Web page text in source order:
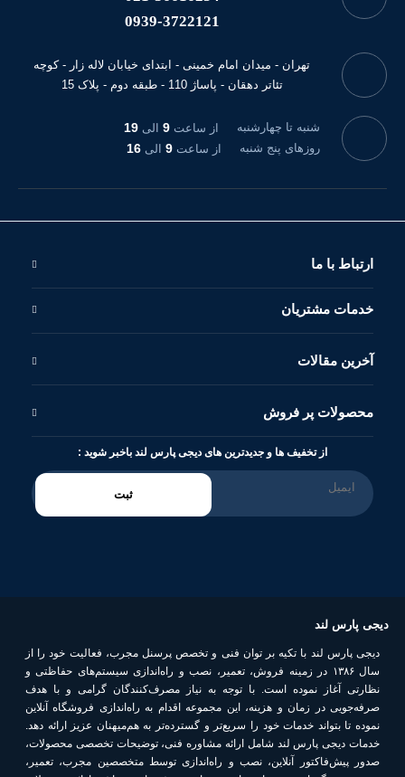
0939-3722121
تهران - میدان امام خمینی - ابتدای خیابان لاله زار - کوچه
تئاتر دهقان - پاساژ 110 - طبقه دوم - پلاک 15
شنبه تا چهارشنبه از ساعت 9 الی 19
روزهای پنج شنبه از ساعت 9 الی 16
ارتباط با ما
خدمات مشتریان
آخرین مقالات
محصولات پر فروش
از تخفیف ها و جدیدترین های دیجی پارس لند باخبر شوید :
ثبت
دیجی پارس لند
دیجی پارس لند با تکیه بر توان فنی و تخصص پرسنل مجرب، فعالیت خود را از
سال ۱۳۸۶ در زمینه فروش، تعمیر، نصب و راه‌اندازی سیستم‌های حفاظتی و
نظارتی آغاز نموده است. با توجه به نیاز مصرف‌کنندگان گرامی و با هدف
صرفه‌جویی در زمان و هزینه، این مجموعه اقدام به راه‌اندازی فروشگاه آنلاین
نموده تا بتواند خدمات خود را سریع‌تر و گسترده‌تر به هم‌میهنان عزیز ارائه دهد.
خدمات دیجی پارس لند شامل ارائه مشاوره فنی، توضیحات تخصصی محصولات،
صدور پیش‌فاکتور آنلاین، نصب و راه‌اندازی توسط متخصصین مجرب، تعمیر،